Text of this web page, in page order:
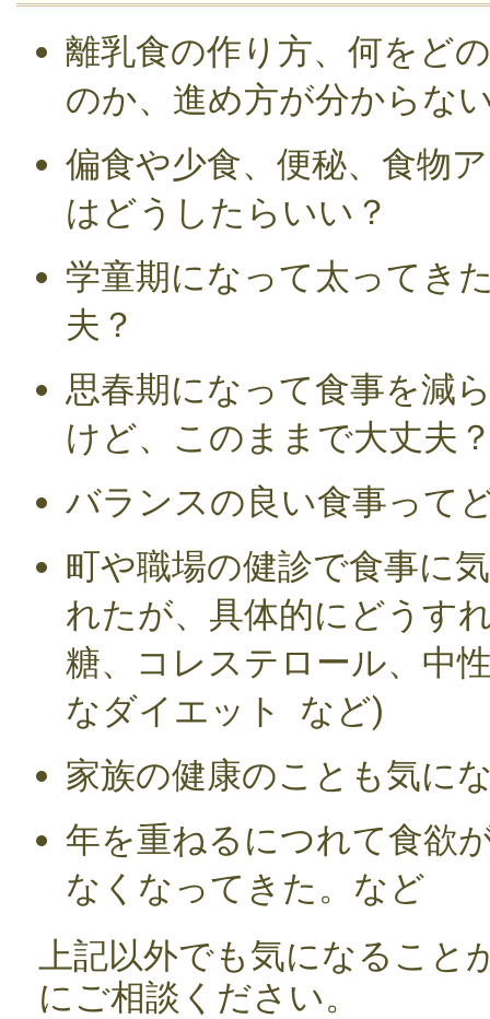
離乳食の作り方、何をど
のか、進め方が分からな
偏食や少食、便秘、食物
はどうしたらいい？
学童期になって太ってき
夫？
思春期になって食事を減
けど、このままで大丈夫
バランスの良い食事って
町や職場の健診で食事に
れたが、具体的にどうす
糖、コレステロール、中
なダイエット など)
家族の健康のことも気に
年を重ねるにつれて食欲
なくなってきた。 など
上記以外でも気になること
にご相談ください。